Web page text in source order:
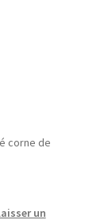
corne de
un